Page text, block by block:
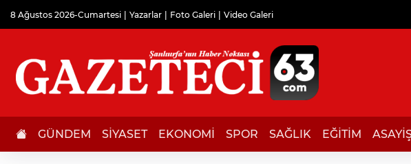
8 Ağustos 2026-Cumartesi Yazarlar Foto Galeri Video Galeri
GÜNDEM SİYASET EKONOMİ SPOR SAĞLIK EĞİTİM